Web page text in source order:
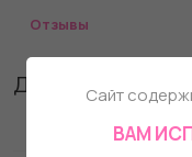
Отзывы
Другие товары
Сайт
ВАМ